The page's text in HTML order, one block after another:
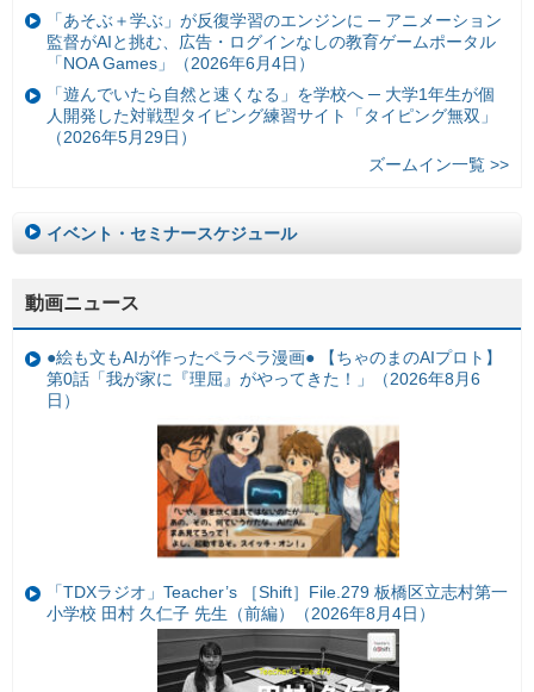
「あそぶ＋学ぶ」が反復学習のエンジンに ─ アニメーション
監督がAIと挑む、広告・ログインなしの教育ゲームポータル
「NOA Games」（2026年6月4日）
「遊んでいたら自然と速くなる」を学校へ ─ 大学1年生が個
人開発した対戦型タイピング練習サイト「タイピング無双」
（2026年5月29日）
ズームイン一覧 >>
イベント・セミナースケジュール
動画ニュース
●絵も文もAIが作ったペラペラ漫画● 【ちゃのまのAIプロト】
第0話「我が家に『理屈』がやってきた！」（2026年8月6
日）
「TDXラジオ」Teacher’s ［Shift］File.279 板橋区立志村第一
小学校 田村 久仁子 先生（前編）（2026年8月4日）